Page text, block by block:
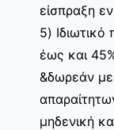
είσπραξη
5)
έως και
&δωρεάν
μηδενική